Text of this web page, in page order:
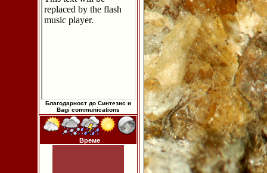
Благодарност до Синтезис и
Bagi communications
Време